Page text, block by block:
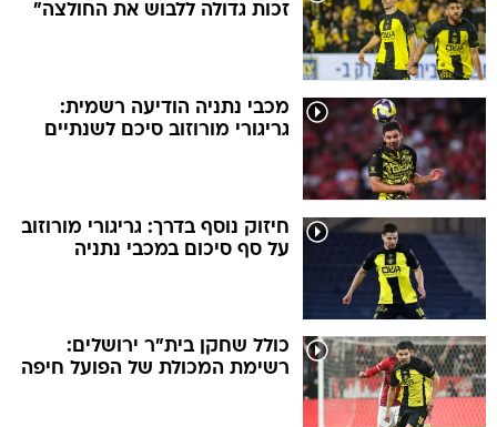
זכות גדולה ללבוש את החולצה"
מכבי נתניה הודיעה רשמית:
גריגורי מורוזוב סיכם לשנתיים
חיזוק נוסף בדרך: גריגורי מורוזוב
על סף סיכום במכבי נתניה
כולל שחקן בית"ר ירושלים:
רשימת המכולת של הפועל חיפה